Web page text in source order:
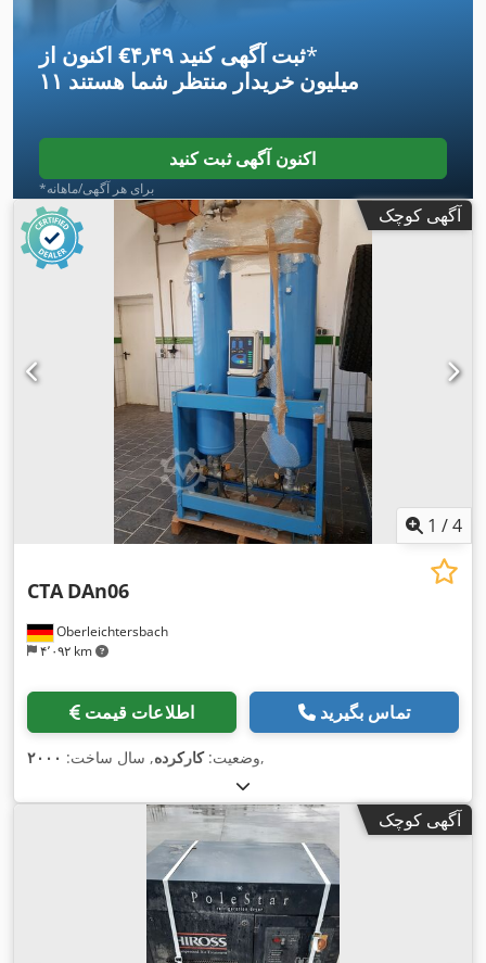
اکنون از ‎€۴٫۴۹ ثبت آگهی کنید*
۱۱ میلیون خریدار منتظر شما هستند
اکنون آگهی ثبت کنید
*برای هر آگهی/ماهانه
آگهی کوچک
1 /4
Oberleichtersbach
۴٬۰۹۲ km
CTA DAn06
اطلاعات قیمت تماس بگیرید
وضعیت:کارکرده, سال ساخت: ۲۰۰۰ ,
آگهی کوچک